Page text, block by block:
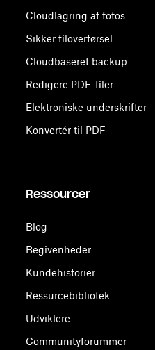
Cloudlagring af fotos
Sikker filoverførsel
Cloudbaseret backup
Redigere PDF-filer
Elektroniske underskrifter
Konvertér til PDF
Ressourcer
Blog
Begivenheder
Kundehistorier
Ressurcebibliotek
Udviklere
Communityforummer